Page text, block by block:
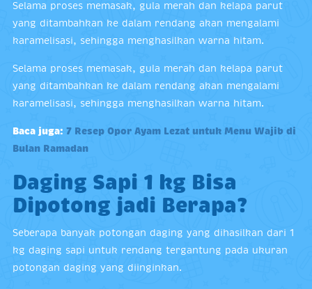
Selama proses memasak, gula merah dan kelapa parut
yang ditambahkan ke dalam rendang akan mengalami
karamelisasi, sehingga menghasilkan warna hitam.
Selama proses memasak, gula merah dan kelapa parut
yang ditambahkan ke dalam rendang akan mengalami
karamelisasi, sehingga menghasilkan warna hitam.
Baca juga: 7 Resep Opor Ayam Lezat untuk Menu Wajib di
Bulan Ramadan
Daging Sapi 1 kg Bisa
Dipotong jadi Berapa?
Seberapa banyak potongan daging yang dihasilkan dari 1
kg daging sapi untuk rendang tergantung pada ukuran
potongan daging yang diinginkan.